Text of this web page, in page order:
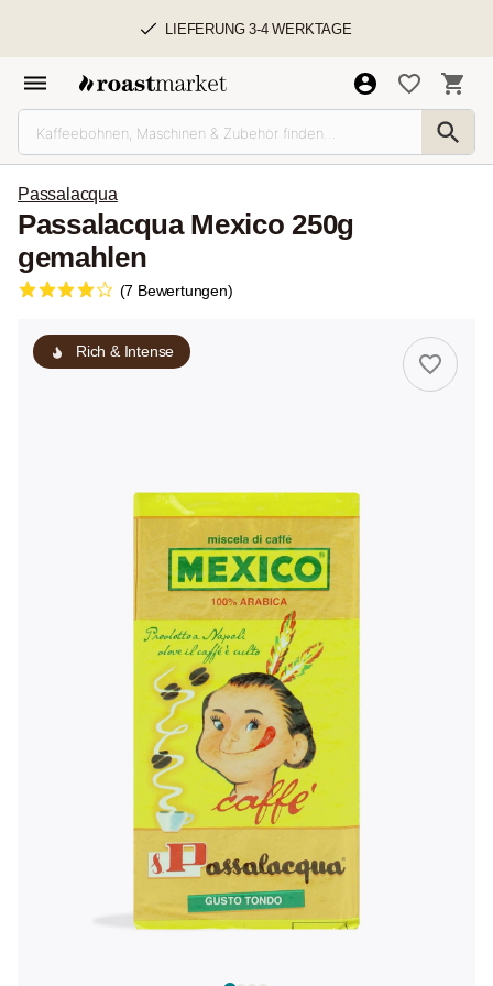
LIEFERUNG 3-4 WERKTAGE
Passalacqua
Passalacqua Mexico 250g
gemahlen
(7 Bewertungen)
Rich & Intense